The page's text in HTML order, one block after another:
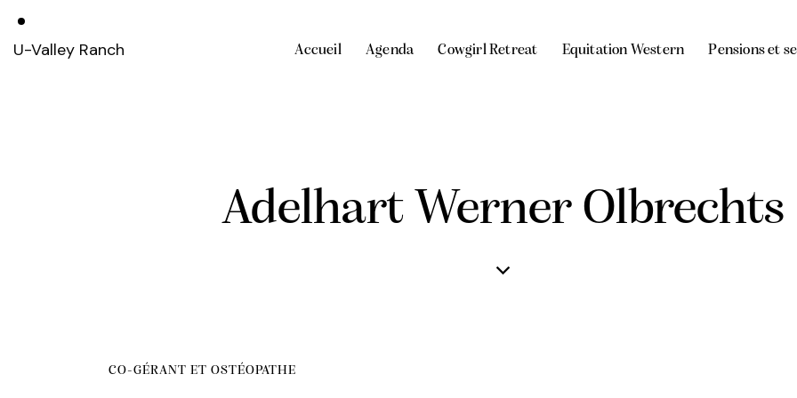
U-Valley Ranch Accueil Agenda Cowgirl Retreat Equitation Western Pensions et
Adelhart Werner Olbrechts
CO-GÉRANT ET OSTÉOPATHE